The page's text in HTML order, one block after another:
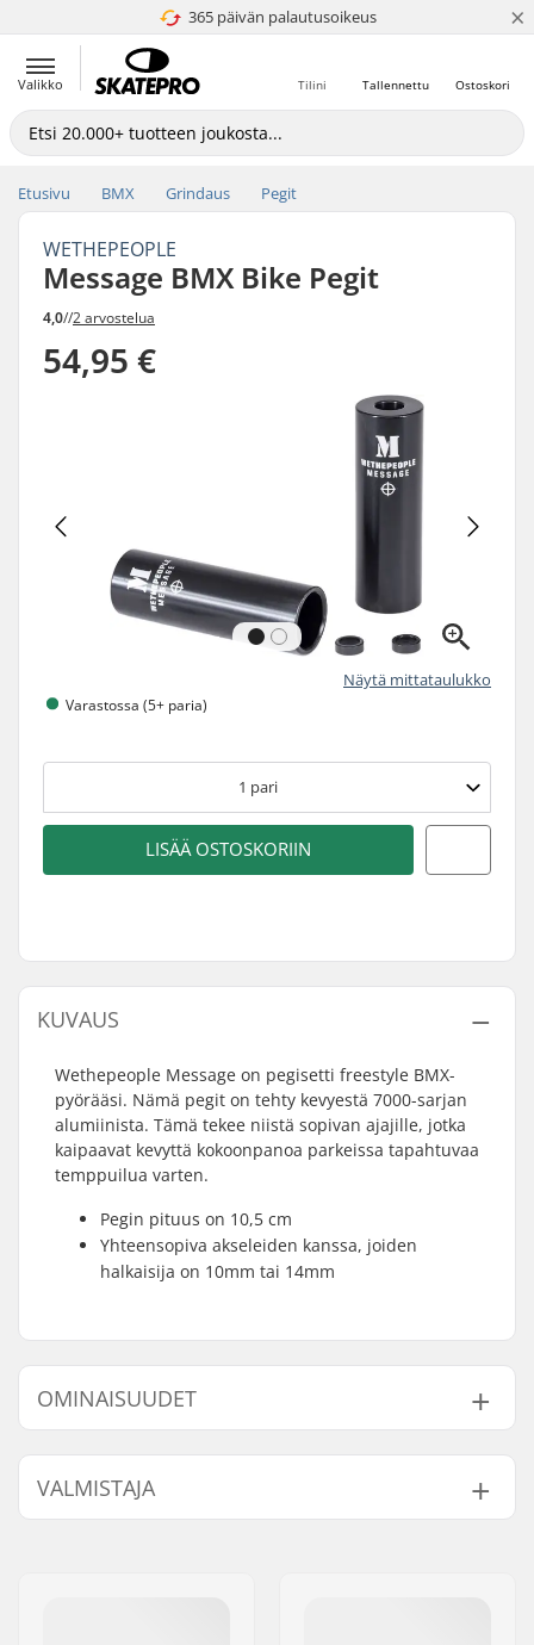
365 päivän palautusoikeus
4.8 / 5 ×
Valikko Ostoskori
Tallennettu
Tilini
Etusivu BMX Grindaus Pegit
WETHEPEOPLE
Message BMX Bike Pegit
4,0//2 arvostelua
54,95 €
Näytä mittataulukko
Varastossa (5+ paria)
1 pari
LISÄÄ OSTOSKORIIN
KUVAUS
Wethepeople Message on pegisetti freestyle BMX-
pyörääsi. Nämä pegit on tehty kevyestä 7000-sarjan
alumiinista. Tämä tekee niistä sopivan ajajille, jotka
kaipaavat kevyttä kokoonpanoa parkeissa tapahtuvaa
temppuilua varten.
Pegin pituus on 10,5 cm
Yhteensopiva akseleiden kanssa, joiden
halkaisija on 10mm tai 14mm
OMINAISUUDET
Akselin halkaisija:
10mm, 14mm
Pegin pituus:
Materiaali:
7000 Series alumiini
VALMISTAJA